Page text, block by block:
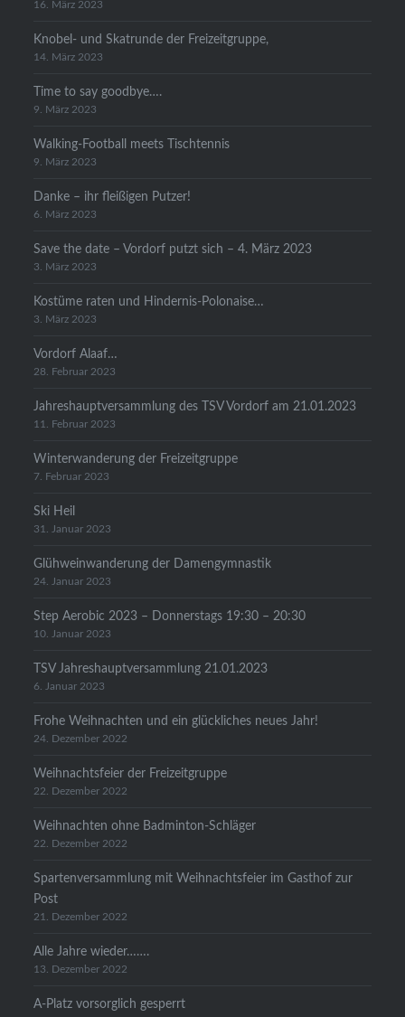
16. März 2023
Knobel- und Skatrunde der Freizeitgruppe,
14. März 2023
Time to say goodbye….
9. März 2023
Walking-Football meets Tischtennis
9. März 2023
Danke – ihr fleißigen Putzer!
6. März 2023
Save the date – Vordorf putzt sich – 4. März 2023
3. März 2023
Kostüme raten und Hindernis-Polonaise…
3. März 2023
Vordorf Alaaf…
28. Februar 2023
Jahreshauptversammlung des TSV Vordorf am 21.01.2023
11. Februar 2023
Winterwanderung der Freizeitgruppe
7. Februar 2023
Ski Heil
31. Januar 2023
Glühweinwanderung der Damengymnastik
24. Januar 2023
Step Aerobic 2023 – Donnerstags 19:30 – 20:30
10. Januar 2023
TSV Jahreshauptversammlung 21.01.2023
6. Januar 2023
Frohe Weihnachten und ein glückliches neues Jahr!
24. Dezember 2022
Weihnachtsfeier der Freizeitgruppe
22. Dezember 2022
Weihnachten ohne Badminton-Schläger
22. Dezember 2022
Spartenversammlung mit Weihnachtsfeier im Gasthof zur
Post
21. Dezember 2022
Alle Jahre wieder…….
13. Dezember 2022
A-Platz vorsorglich gesperrt